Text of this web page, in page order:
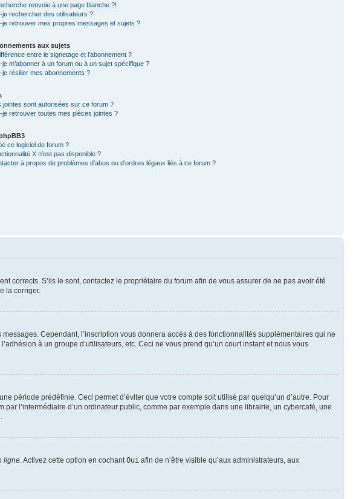
renvoie à une page blanche ?!
je rechercher des utilisateurs ?
je retrouver mes propres messages et sujets ?
aux sujets
entre le signetage et l’abonnement ?
m’abonner à un forum ou à un sujet spécifique ?
je résilier mes abonnements ?
jointes sont autorisées sur ce forum ?
je retrouver toutes mes pièces jointes ?
ce logiciel de forum ?
X n’est pas disponible ?
à propos de problèmes d’abus ou d’ordres légaux liés à ce forum ?
corrects. S’ils le sont, contactez le propriétaire du forum afin de vous assurer de ne pas avoir été
la corriger.
Cependant, l’inscription vous donnera accès à des fonctionnalités supplémentaires qui ne
à un groupe d’utilisateurs, etc. Ceci ne vous prend qu’un court instant et nous vous
période prédéfinie. Ceci permet d’éviter que votre compte soit utilisé par quelqu’un d’autre. Pour
l’intermédiaire d’un ordinateur public, comme par exemple dans une librairie, un cybercafé, une
ligne. Activez cette option en cochantOui afin de n’être visible qu’aux administrateurs, aux